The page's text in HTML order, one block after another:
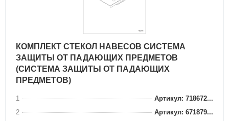
КОМПЛЕКТ СТЕКОЛ НАВЕСОВ СИСТЕМА
ЗАЩИТЫ ОТ ПАДАЮЩИХ ПРЕДМЕТОВ
(СИСТЕМА ЗАЩИТЫ ОТ ПАДАЮЩИХ
ПРЕДМЕТОВ)
1
Артикул: 718672...
2
Артикул: 671879...